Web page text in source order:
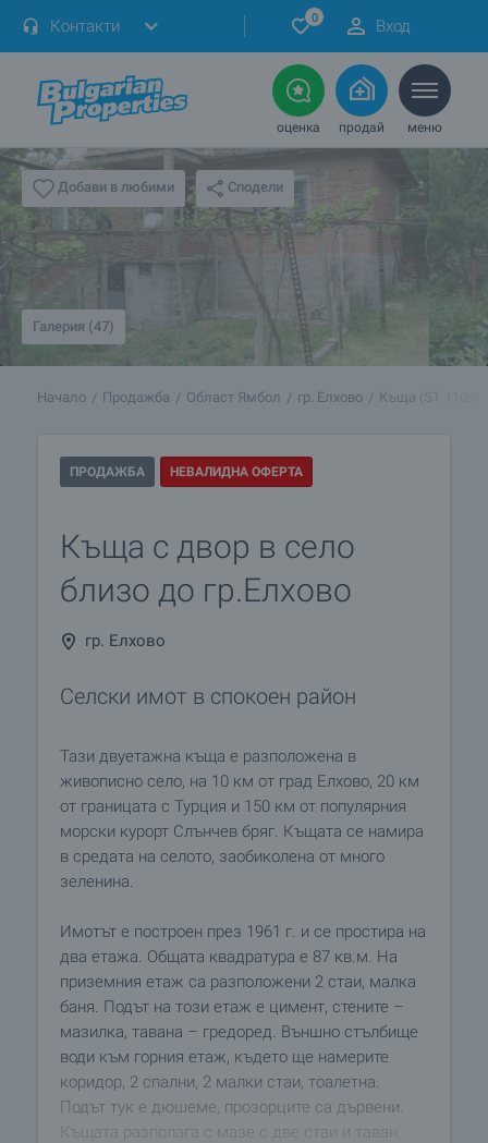
Контакти 0 Вход
оценка продай меню
Добави в любими Сподели
Галерия (47)
Начало Продажба Област Ямбол гр. Елхово Къща (ST 1109)
ПРОДАЖБА НЕВАЛИДНА ОФЕРТА
Къща с двор в село
близо до гр.Елхово
гр. Елхово
Селски имот в спокоен район
Тази двуетажна къща е разположена в
живописно село, на 10 км от град Елхово, 20 км
от границата с Турция и 150 км от популярния
морски курорт Слънчев бряг. Къщата се намира
в средата на селото, заобиколена от много
зеленина.
Имотът е построен през 1961 г. и се простира на
два етажа. Общата квадратура е 87 кв.м. На
приземния етаж са разположени 2 стаи, малка
баня. Подът на този етаж е цимент, стените –
мазилка, тавана – гредоред. Външно стълбище
води към горния етаж, където ще намерите
коридор, 2 спални, 2 малки стаи, тоалетна.
Подът тук е дюшеме, прозорците са дървени.
Къщата разполага с мазе с две стаи и таван,